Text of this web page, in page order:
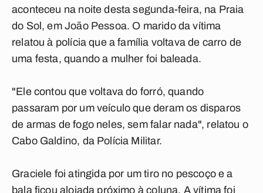
aconteceu na noite desta segunda-feira, na Praia
do Sol, em João Pessoa. O marido da vítima
relatou à polícia que a família voltava de carro de
uma festa, quando a mulher foi baleada.
"Ele contou que voltava do forró, quando
passaram por um veículo que deram os disparos
de armas de fogo neles, sem falar nada", relatou o
Cabo Galdino, da Polícia Militar.
Graciele foi atingida por um tiro no pescoço e a
bala ficou alojada próximo à coluna. A vítima foi